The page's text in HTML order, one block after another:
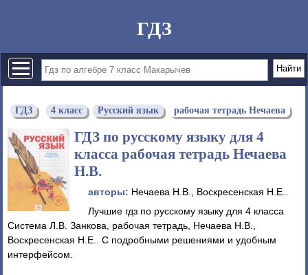
ГДЗ
ГДЗ 4 класс Русский язык рабочая тетрадь Нечаева
ГДЗ по русскому языку для 4
класса рабочая тетрадь Нечаева
Н.В.
авторы: Нечаева Н.В., Воскресенская Н.Е..
Лучшие гдз по русскому языку для 4 класса
Система Л.В. Занкова, рабочая тетрадь, Нечаева Н.В.,
Воскресенская Н.Е.. С подробными решениями и удобным
интерфейсом.